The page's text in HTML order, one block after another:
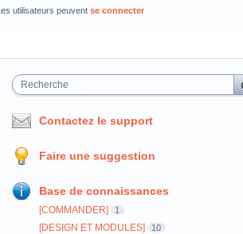
utilisateurs peuvent se connecter
Recherche
Contactez le support
Faire une suggestion
Base de connaissances
[COMMANDER] 1
[DESIGN ET MODULES] 10